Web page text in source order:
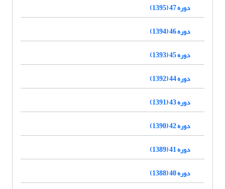
دوره 47 (1395)
دوره 46 (1394)
دوره 45 (1393)
دوره 44 (1392)
دوره 43 (1391)
دوره 42 (1390)
دوره 41 (1389)
دوره 40 (1388)